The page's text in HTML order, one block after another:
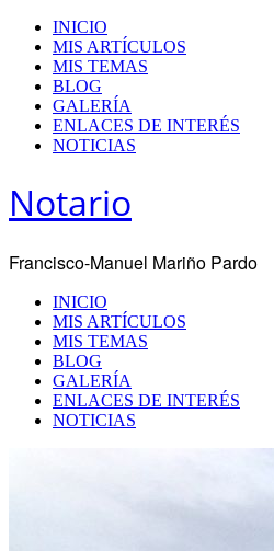
INICIO
MIS ARTÍCULOS
MIS TEMAS
BLOG
GALERÍA
ENLACES DE INTERÉS
NOTICIAS
Notario
Francisco-Manuel Mariño Pardo
INICIO
MIS ARTÍCULOS
MIS TEMAS
BLOG
GALERÍA
ENLACES DE INTERÉS
NOTICIAS